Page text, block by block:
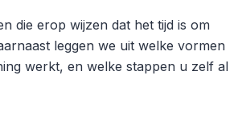
die erop wijzen dat het tijd is om
leggen we uit welke vormen
werkt, en welke stappen u zelf al